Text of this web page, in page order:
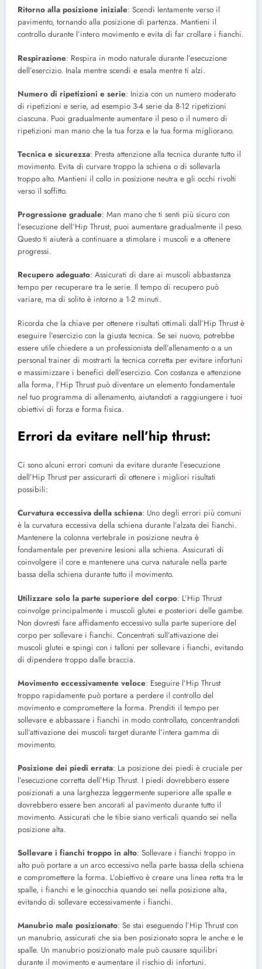
Ritorno alla posizione iniziale: Scendi lentamente verso il
pavimento, tornando alla posizione di partenza. Mantieni il
controllo durante l’intero movimento e evita di far crollare i fianchi.
Respirazione: Respira in modo naturale durante l’esecuzione
dell’esercizio. Inala mentre scendi e esala mentre ti alzi.
Numero di ripetizioni e serie: Inizia con un numero moderato
di ripetizioni e serie, ad esempio 3-4 serie da 8-12 ripetizioni
ciascuna. Puoi gradualmente aumentare il peso o il numero di
ripetizioni man mano che la tua forza e la tua forma migliorano.
Tecnica e sicurezza: Presta attenzione alla tecnica durante tutto il
movimento. Evita di curvare troppo la schiena o di sollevarla
troppo alto. Mantieni il collo in posizione neutra e gli occhi rivolti
verso il soffitto.
Progressione graduale: Man mano che ti senti più sicuro con
l’esecuzione dell’Hip Thrust, puoi aumentare gradualmente il peso.
Questo ti aiuterà a continuare a stimolare i muscoli e a ottenere
progressi.
Recupero adeguato: Assicurati di dare ai muscoli abbastanza
tempo per recuperare tra le serie. Il tempo di recupero può
variare, ma di solito è intorno a 1-2 minuti.
Ricorda che la chiave per ottenere risultati ottimali dall’Hip Thrust è
eseguire l’esercizio con la giusta tecnica. Se sei nuovo, potrebbe
essere utile chiedere a un professionista dell’allenamento o a un
personal trainer di mostrarti la tecnica corretta per evitare infortuni
e massimizzare i benefici dell’esercizio. Con costanza e attenzione
alla forma, l’Hip Thrust può diventare un elemento fondamentale
nel tuo programma di allenamento, aiutandoti a raggiungere i tuoi
obiettivi di forza e forma fisica.
Errori da evitare nell’hip thrust:
Ci sono alcuni errori comuni da evitare durante l’esecuzione
dell’Hip Thrust per assicurarti di ottenere i migliori risultati
possibili:
Curvatura eccessiva della schiena: Uno degli errori più comuni
è la curvatura eccessiva della schiena durante l’alzata dei fianchi.
Mantenere la colonna vertebrale in posizione neutra è
fondamentale per prevenire lesioni alla schiena. Assicurati di
coinvolgere il core e mantenere una curva naturale nella parte
bassa della schiena durante tutto il movimento.
Utilizzare solo la parte superiore del corpo: L’Hip Thrust
coinvolge principalmente i muscoli glutei e posteriori delle gambe.
Non dovresti fare affidamento eccessivo sulla parte superiore del
corpo per sollevare i fianchi. Concentrati sull’attivazione dei
muscoli glutei e spingi con i talloni per sollevare i fianchi, evitando
di dipendere troppo dalle braccia.
Movimento eccessivamente veloce: Eseguire l’Hip Thrust
troppo rapidamente può portare a perdere il controllo del
movimento e compromettere la forma. Prenditi il tempo per
sollevare e abbassare i fianchi in modo controllato, concentrandoti
sull’attivazione dei muscoli target durante l’intera gamma di
movimento.
Posizione dei piedi errata: La posizione dei piedi è cruciale per
l’esecuzione corretta dell’Hip Thrust. I piedi dovrebbero essere
posizionati a una larghezza leggermente superiore alle spalle e
dovrebbero essere ben ancorati al pavimento durante tutto il
movimento. Assicurati che le tibie siano verticali quando sei nella
posizione alta.
Sollevare i fianchi troppo in alto: Sollevare i fianchi troppo in
alto può portare a un arco eccessivo nella parte bassa della schiena
e compromettere la forma. L’obiettivo è creare una linea retta tra le
spalle, i fianchi e le ginocchia quando sei nella posizione alta,
evitando di sollevare eccessivamente i fianchi.
Manubrio male posizionato: Se stai eseguendo l’Hip Thrust con
un manubrio, assicurati che sia ben posizionato sopra le anche e le
spalle. Un manubrio posizionato male può causare squilibri
durante il movimento e aumentare il rischio di infortuni.